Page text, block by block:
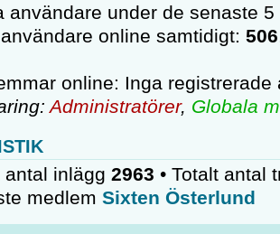
användare under de senaste
online samtidigt: 506
online: Inga registrerade
Administratörer, Globala
antal inlägg 2963 • Totalt antal
medlem Sixten Österlund